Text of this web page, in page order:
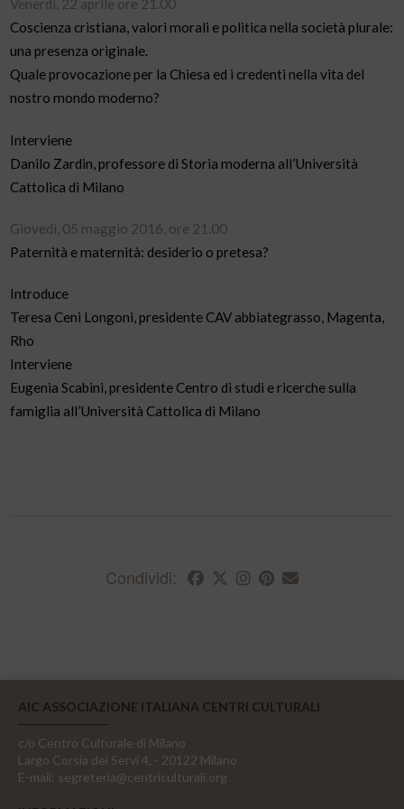
Venerdì, 22 aprile ore 21.00
Coscienza cristiana, valori morali e politica nella società plurale:
una presenza originale.
Quale provocazione per la Chiesa ed i credenti nella vita del
nostro mondo moderno?
Interviene
Danilo Zardin, professore di Storia moderna all’Università
Cattolica di Milano
Giovedì, 05 maggio 2016, ore 21.00
Paternità e maternità: desiderio o pretesa?
Introduce
Teresa Ceni Longoni, presidente CAV abbiategrasso, Magenta,
Rho
Interviene
Eugenia Scabini, presidente Centro di studi e ricerche sulla
famiglia all’Università Cattolica di Milano
Condividi:
AIC ASSOCIAZIONE ITALIANA CENTRI CULTURALI
c/o Centro Culturale di Milano
Largo Corsia dei Servi 4, - 20122 Milano
E-mail: segreteria@centriculturali.org